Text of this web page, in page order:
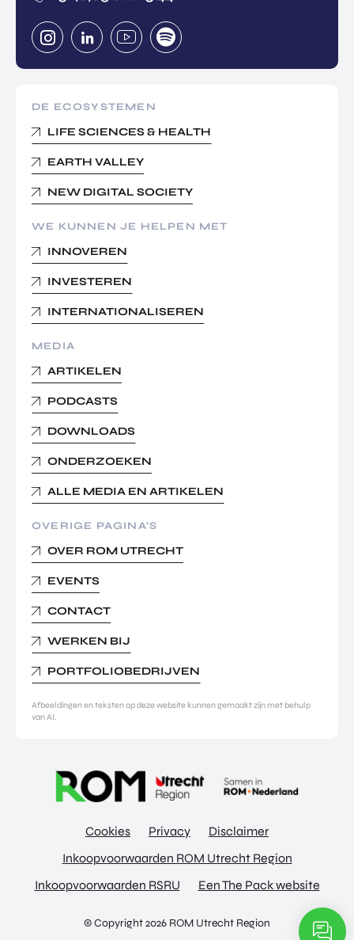
DE ECOSYSTEMEN
LIFE SCIENCES & HEALTH
EARTH VALLEY
NEW DIGITAL SOCIETY
WE KUNNEN JE HELPEN MET
INNOVEREN
INVESTEREN
INTERNATIONALISEREN
MEDIA
ARTIKELEN
PODCASTS
DOWNLOADS
ONDERZOEKEN
ALLE MEDIA EN ARTIKELEN
OVERIGE PAGINA’S
OVER ROM UTRECHT
EVENTS
CONTACT
WERKEN BIJ
PORTFOLIOBEDRIJVEN
Afbeeldingen en teksten op deze website kunnen gemaakt zijn met behulp
van AI.
Cookies Privacy
Disclaimer
Inkoopvoorwaarden ROM Utrecht Region
Inkoopvoorwaarden RSRU
Een The Pack website
© Copyright 2026 ROM Utrecht Region